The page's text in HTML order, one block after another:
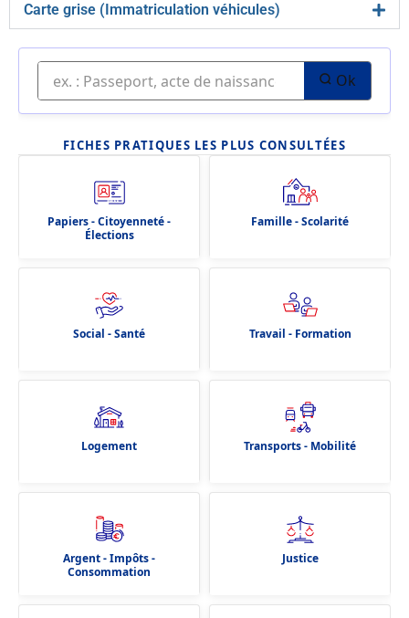
Carte grise (Immatriculation véhicules)
Ok
FICHES PRATIQUES LES PLUS CONSULTÉES
Papiers - Citoyenneté -
Élections
Famille - Scolarité
Social - Santé Travail - Formation
Logement Transports - Mobilité
Argent - Impôts -
Consommation
Justice